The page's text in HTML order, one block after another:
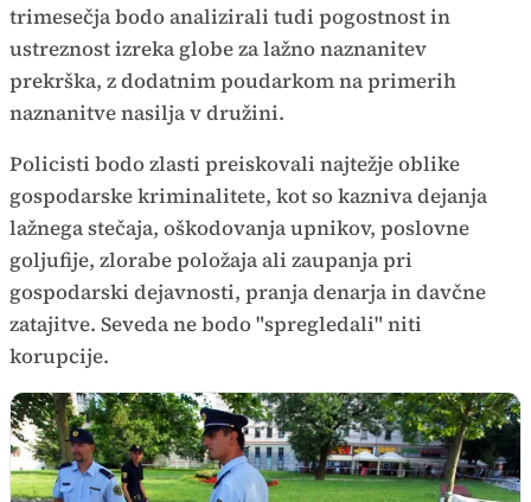
trimesečja bodo analizirali tudi pogostnost in
ustreznost izreka globe za lažno naznanitev
prekrška, z dodatnim poudarkom na primerih
naznanitve nasilja v družini.
Policisti bodo zlasti preiskovali najtežje oblike
gospodarske kriminalitete, kot so kazniva dejanja
lažnega stečaja, oškodovanja upnikov, poslovne
goljufije, zlorabe položaja ali zaupanja pri
gospodarski dejavnosti, pranja denarja in davčne
zatajitve. Seveda ne bodo "spregledali" niti
korupcije.